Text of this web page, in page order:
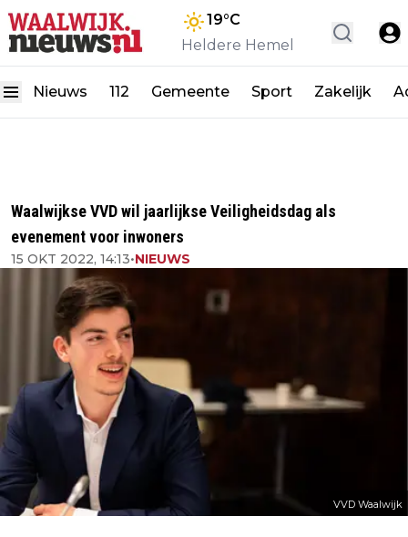
19°C
Heldere Hemel
Nieuws 112 Gemeente Sport Zakelijk
Waalwijkse VVD wil jaarlijkse Veiligheidsdag als
evenement voor inwoners
15 OKT 2022, 14:13•NIEUWS
VVD Waalwijk